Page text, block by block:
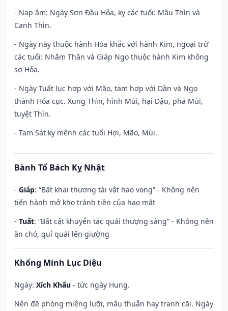
- Nạp âm: Ngày Sơn Đầu Hỏa, kỵ các tuổi: Mậu Thìn và
Canh Thìn.
- Ngày này thuộc hành Hỏa khắc với hành Kim, ngoại trừ
các tuổi: Nhâm Thân và Giáp Ngọ thuộc hành Kim không
sợ Hỏa.
- Ngày Tuất lục hợp với Mão, tam hợp với Dần và Ngọ
thành Hỏa cục. Xung Thìn, hình Mùi, hại Dậu, phá Mùi,
tuyệt Thìn.
- Tam Sát kỵ mệnh các tuổi Hợi, Mão, Mùi.
Bành Tổ Bách Kỵ Nhật
- Giáp: “Bất khai thương tài vật hao vong” - Không nên
tiến hành mở kho tránh tiền của hao mất
- Tuất: “Bất cật khuyển tác quái thượng sàng” - Không nên
ăn chó, quỉ quái lên giường
Khổng Minh Lục Diệu
Ngày: Xích Khẩu - tức ngày Hung.
Nên đề phòng miệng lưỡi, mâu thuẫn hay tranh cãi. Ngày